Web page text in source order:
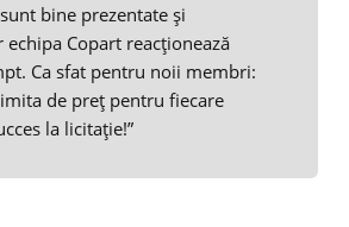
bine prezentate și
echipa Copart reacționează
Ca sfat pentru noii membri:
de preț pentru fiecare
la licitație!”